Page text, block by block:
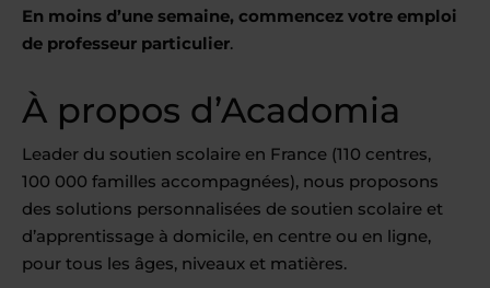
En moins d’une semaine, commencez votre emploi
de professeur particulier.
À propos d’Acadomia
Leader du soutien scolaire en France (110 centres,
100 000 familles accompagnées), nous proposons
des solutions personnalisées de soutien scolaire et
d’apprentissage à domicile, en centre ou en ligne,
pour tous les âges, niveaux et matières.